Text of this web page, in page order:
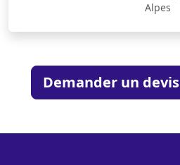
Alpes
Demander un